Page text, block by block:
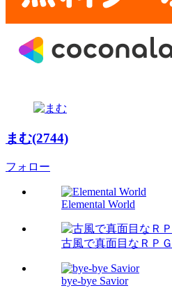
まむ(2744)
フォロー
Elemental World
古風で真面目なＲＰＧ
bye-bye Savior